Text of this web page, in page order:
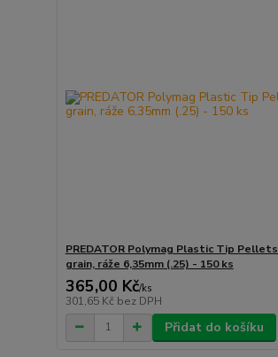
PREDATOR Polymag Plastic Tip
grain, ráže 6,35mm (.25) - 150 ks
365,00 Kč/ks
301,65 Kč bez DPH
Přidat do košíku